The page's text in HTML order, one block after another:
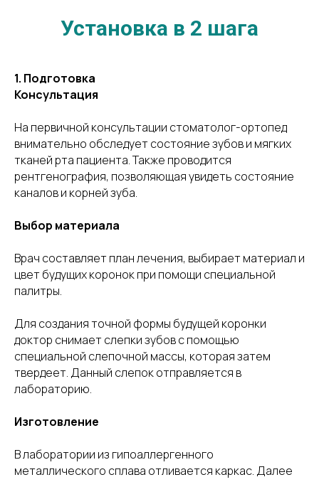
Установка в 2 шага
1. Подготовка
Консультация
На первичной консультации стоматолог-ортопед
внимательно обследует состояние зубов и мягких
тканей рта пациента. Также проводится
рентгенография, позволяющая увидеть состояние
каналов и корней зуба.
Выбор материала
Врач составляет план лечения, выбирает материал и
цвет будущих коронок при помощи специальной
палитры.
Для создания точной формы будущей коронки
доктор снимает слепки зубов с помощью
специальной слепочной массы, которая затем
твердеет. Данный слепок отправляется в
лабораторию.
Изготовление
В лаборатории из гипоаллергенного
металлического сплава отливается каркас. Далее